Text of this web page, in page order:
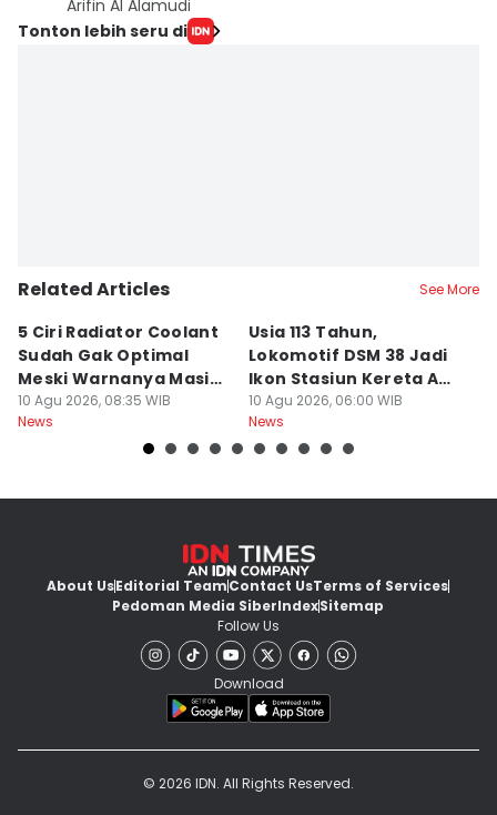
Arifin Al Alamudi
Tonton lebih seru di
Related Articles See More
5 Ciri Radiator Coolant
Sudah Gak Optimal
Meski Warnanya Masih
Jernih
10 Agu 2026, 08:35 WIB
News
Usia 113 Tahun,
Lokomotif DSM 38 Jadi
Ikon Stasiun Kereta Api
Medan
10 Agu 2026, 06:00 WIB
News
About UsEditorial TeamContact UsTerms of Services
Pedoman Media SiberIndexSitemap
Follow Us
Download
© 2026 IDN. All Rights Reserved.